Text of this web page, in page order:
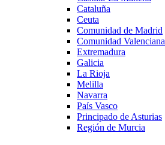
Cataluña
Ceuta
Comunidad de Madrid
Comunidad Valenciana
Extremadura
Galicia
La Rioja
Melilla
Navarra
País Vasco
Principado de Asturias
Región de Murcia